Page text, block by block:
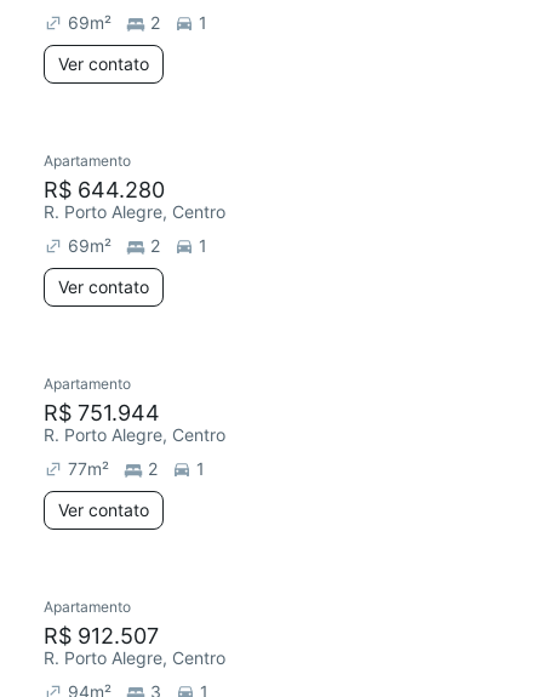
69m² 2
1
Ver contato
Apartamento
R$ 644.280
R. Porto Alegre, Centro
69m² 2
1
Ver contato
Apartamento
R$ 751.944
R. Porto Alegre, Centro
77m² 2
1
Ver contato
Apartamento
R$ 912.507
R. Porto Alegre, Centro
94m² 3 1